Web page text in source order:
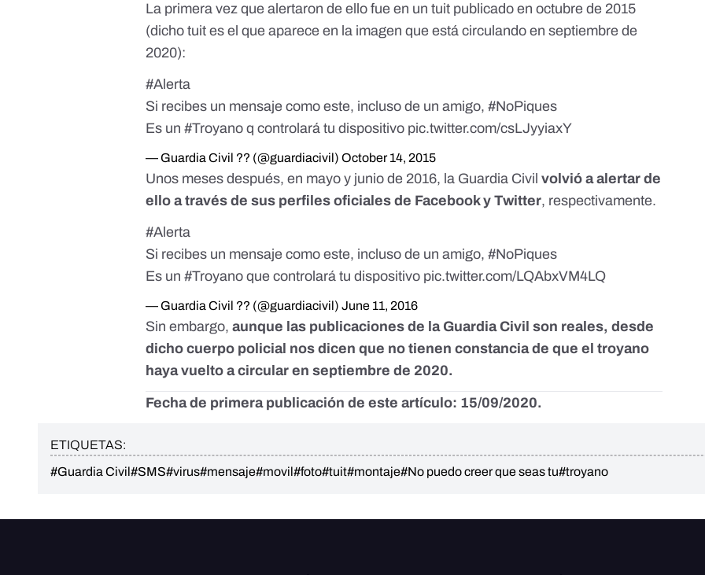
La primera vez que alertaron de ello fue en un tuit publicado en octubre de 2015
(dicho tuit es el que aparece en la imagen que está circulando en septiembre de
2020):
#Alerta
Si recibes un mensaje como este, incluso de un amigo,#NoPiques
Es un#Troyano q controlará tu dispositivo pic.twitter.com/csLJyyiaxY
— Guardia Civil ?? (@guardiacivil)October 14, 2015
Unos meses después, en mayo y junio de 2016, la Guardia Civilvolvió a alertar de
ello a través de sus perfiles oficiales de FacebookyTwitter, respectivamente.
#Alerta
Si recibes un mensaje como este, incluso de un amigo,#NoPiques
Es un#Troyano que controlará tu dispositivo pic.twitter.com/LQAbxVM4LQ
— Guardia Civil ?? (@guardiacivil)June 11, 2016
Sin embargo,aunque las publicaciones de la Guardia Civil son reales, desde
dicho cuerpo policial nos dicen que no tienen constancia de que el troyano
haya vuelto a circular en septiembre de 2020.
Fecha de primera publicación de este artículo: 15/09/2020.
ETIQUETAS:
#Guardia Civil#SMS#virus#mensaje#movil#foto#tuit#montaje#No puedo creer que seas tu#troyano